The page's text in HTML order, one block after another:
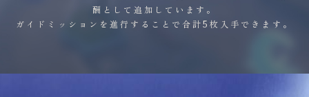
酬として追加しています。
ガイドミッションを進行することで合計5枚入手できます。